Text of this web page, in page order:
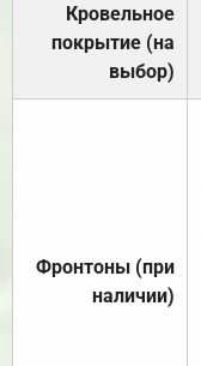
Кровельное
покрытие (на
выбор)
Фронтоны (при
наличии)